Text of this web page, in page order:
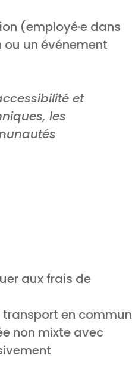
(employé·e dans
un événement
et
les
aux frais de
en commun
non mixte avec